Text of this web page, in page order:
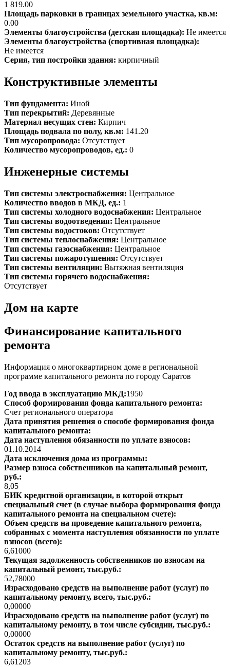
1 819.00
Площадь парковки в границах земельного участка, кв.м:
0.00
Элементы благоустройства (детская площадка): Не имеется
Элементы благоустройства (спортивная площадка):
Не имеется
Серия, тип постройки здания: кирпичный
Конструктивные элементы
Тип фундамента: Иной
Тип перекрытий: Деревянные
Материал несущих стен: Кирпич
Площадь подвала по полу, кв.м: 141.20
Тип мусоропровода: Отсутствует
Количество мусоропроводов, ед.: 0
Инженерные системы
Тип системы электроснабжения: Центральное
Количество вводов в МКД, ед.: 1
Тип системы холодного водоснабжения: Центральное
Тип системы водоотведения: Центральное
Тип системы водостоков: Отсутствует
Тип системы теплоснабжения: Центральное
Тип системы газоснабжения: Центральное
Тип системы пожаротушения: Отсутствует
Тип системы вентиляции: Вытяжная вентиляция
Тип системы горячего водоснабжения:
Отсутствует
Дом на карте
Финансирование капитального
ремонта
Информация о многоквартирном доме в региональной
программе капитального ремонта по городу Саратов
Год ввода в эксплуатацию МКД:1950
Способ формирования фонда капитального ремонта:
Счет регионального оператора
Дата принятия решения о способе формирования фонда
капитального ремонта:
Дата наступления обязанности по уплате взносов:
01.10.2014
Дата исключения дома из программы:
Размер взноса собственников на капитальный ремонт,
руб.:
8,05
БИК кредитной организации, в которой открыт
специальный счет (в случае выбора формирования фонда
капитального ремонта на специальном счете):
Объем средств на проведение капитального ремонта,
собранных с момента наступления обязанности по уплате
взносов (всего):
6,61000
Текущая задолженность собственников по взносам на
капитальный ремонт, тыс.руб.:
52,78000
Израсходовано средств на выполнение работ (услуг) по
капитальному ремонту, всего, тыс.руб.:
0,00000
Израсходовано средств на выполнение работ (услуг) по
капитальному ремонту, в том числе субсидии, тыс.руб.:
0,00000
Остаток средств на выполнение работ (услуг) по
капитальному ремонту, тыс.руб.:
6,61203